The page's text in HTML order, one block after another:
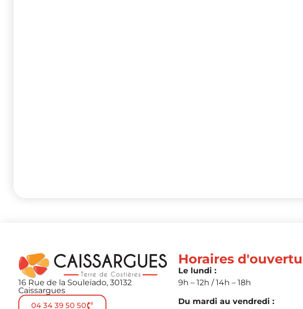
16 Rue de la Souleïado, 30132
Caissargues
04 34 39 50 50
Horaires
Le lundi :
9h – 12h / 14h – 18h
Du mardi au vendredi :